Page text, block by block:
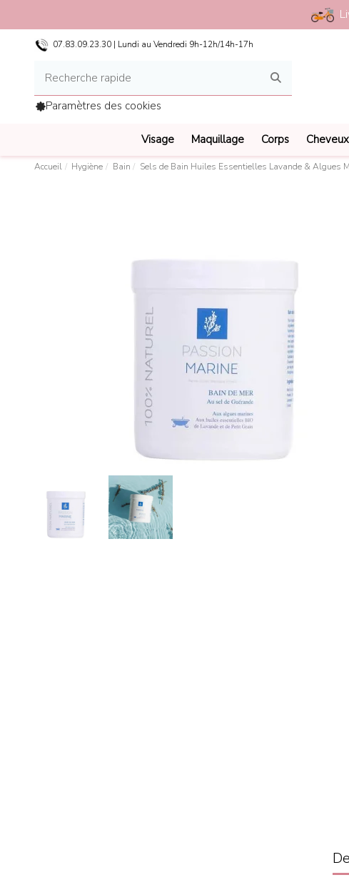
07.83.09.23.30 | Lundi au Vendredi 9h-12h/14h-17h
Paramètres des cookies
Visage Maquillage Corps Cheveux
Accueil Hygiène Bain Sels de Bain Huiles Essentielles Lavande & Algues